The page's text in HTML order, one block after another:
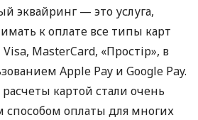
эквайринг — это услуга,
к оплате все типы карт
MasterCard, «Простір», в
Apple Pay и Google Pay.
картой стали очень
способом оплаты для многих